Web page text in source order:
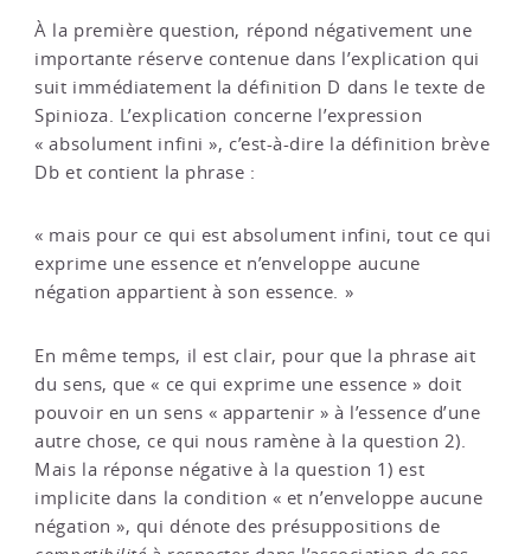
À la première question, répond négativement une
importante réserve contenue dans l’explication qui
suit immédiatement la définition D dans le texte de
Spinioza. L’explication concerne l’expression
« absolument infini », c’est-à-dire la définition brève
Db et contient la phrase :
« mais pour ce qui est absolument infini, tout ce qui
exprime une essence et n’enveloppe aucune
négation appartient à son essence. »
En même temps, il est clair, pour que la phrase ait
du sens, que « ce qui exprime une essence » doit
pouvoir en un sens « appartenir » à l’essence d’une
autre chose, ce qui nous ramène à la question 2).
Mais la réponse négative à la question 1) est
implicite dans la condition « et n’enveloppe aucune
négation », qui dénote des présuppositions de